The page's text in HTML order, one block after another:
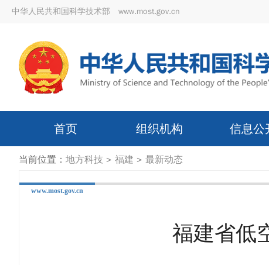
中华人民共和国科学技术部 www.most.gov.cn
首页 组织机构 信息公
当前位置： 地方科技 > 福建 > 最新动态
www.most.gov.cn
福建省低